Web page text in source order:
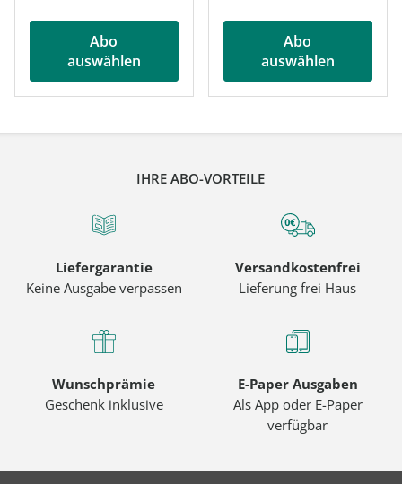
Abo
auswählen
Abo
auswählen
IHRE ABO-VORTEILE
Liefergarantie
Keine Ausgabe verpassen
Versandkostenfrei
Lieferung frei Haus
Wunschprämie
Geschenk inklusive
E-Paper Ausgaben
Als App oder E-Paper
verfügbar